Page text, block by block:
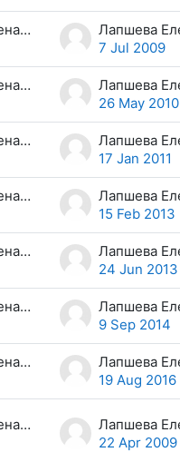
Лапшева Елена Евгеньевна
7 Jul 2009
Лапшева Елена Евгеньевна
26 May 2010
Лапшева Елена Евгеньевна
17 Jan 2011
Лапшева Елена Евгеньевна
15 Feb 2013
Лапшева Елена Евгеньевна
24 Jun 2013
Лапшева Елена Евгеньевна
9 Sep 2014
Лапшева Елена Евгеньевна
19 Aug 2016
Лапшева Елена Евгеньевна
22 Apr 2009